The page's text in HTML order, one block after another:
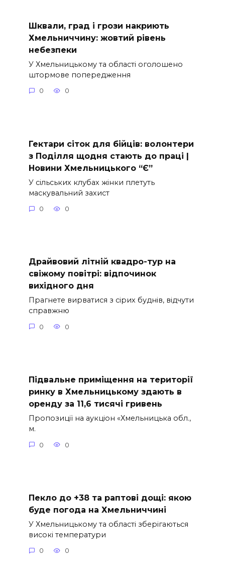
Шквали, град і грози накриють
Хмельниччину: жовтий рівень
небезпеки
У Хмельницькому та області оголошено
штормове попередження
0 0
Гектари сіток для бійців: волонтери
з Поділля щодня стають до праці |
Новини Хмельницького “Є”
У сільських клубах жінки плетуть
маскувальний захист
0 0
Драйвовий літній квадро-тур на
свіжому повітрі: відпочинок
вихідного дня
Прагнете вирватися з сірих буднів, відчути
справжню
0 0
Підвальне приміщення на території
ринку в Хмельницькому здають в
оренду за 11,6 тисячі гривень
Пропозиції на аукціон «Хмельницька обл.,
м.
0 0
Пекло до +38 та раптові дощі: якою
буде погода на Хмельниччині
У Хмельницькому та області зберігаються
високі температури
0 0